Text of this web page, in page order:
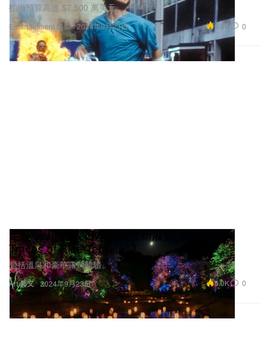
Entertainment 娛樂
拍攝預算高達 $7,500 萬美元。
2024年9月23日 9.8K 0
Art 藝文
走進 teamLab 日本茨城全新展覽《Hidden
Traces of Rice Terraces》
包括溫泉和豪華露營體驗。
2024年9月23日 5.0K 0